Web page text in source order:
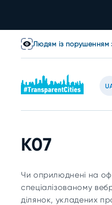
Людям із порушенням
К07
Чи оприлюднені на
спеціалізованому
ділянок, укладених